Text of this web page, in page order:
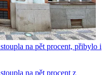
na pět procent, přibylo i
na pět procent z